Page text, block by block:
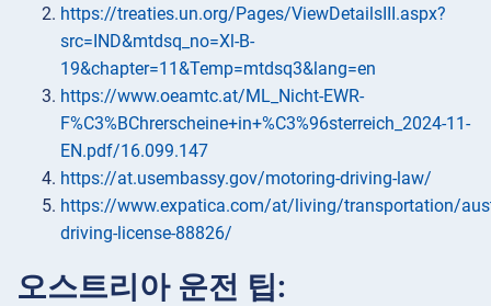
https://treaties.un.org/Pages/ViewDetailsIII.aspx?
src=IND&mtdsq_no=Xl-B-
19&chapter=11&Temp=mtdsq3&lang=en
https://www.oeamtc.at/ML_Nicht-EWR-
F%C3%BChrerscheine+in+%C3%96sterreich_2024-11-
EN.pdf/16.099.147
https://at.usembassy.gov/motoring-driving-law/
https://www.expatica.com/at/living/transportation/
driving-license-88826/
오스트리아 운전 팁: